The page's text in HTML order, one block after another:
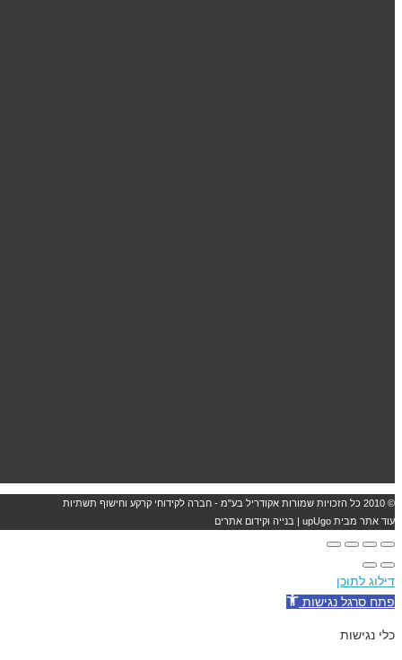
© 2010 כל הזכויות שמורות אקודריל בע"מ - חברה לקידוחי קרקע וחישוף תשתיות
עוד אתר מבית upUgo | בנייה וקידום אתרים
דילוג לתוכן
פתח סרגל נגישות
כלי נגישות